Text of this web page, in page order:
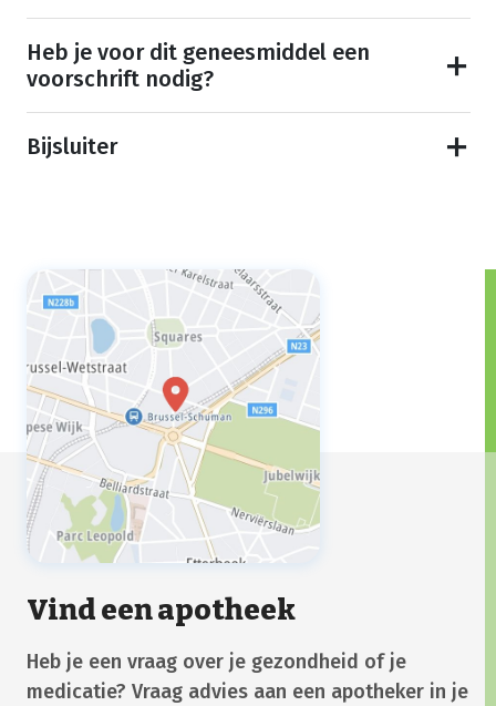
Heb je voor dit geneesmiddel een
voorschrift nodig?
Bijsluiter
Vind een apotheek
Heb je een vraag over je gezondheid of je
medicatie? Vraag advies aan een apotheker in je